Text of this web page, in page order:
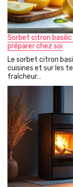
Sorbet citron
préparer chez soi
Le sorbet citron
cuisines et sur les
fraîcheur…